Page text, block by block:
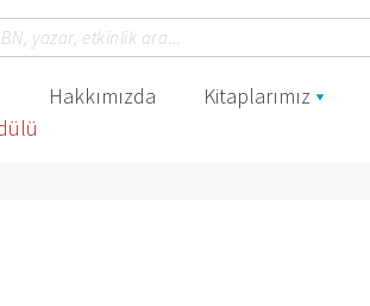
Hakkımızda Kitaplarımız